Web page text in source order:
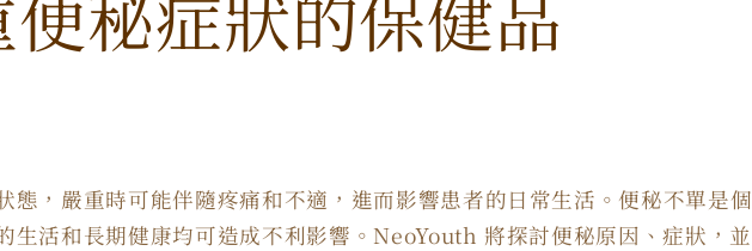
態，嚴重時可能伴隨疼痛和不適，進而影響患者的日常生活。便秘不單是個
生活和長期健康均可造成不利影響。NeoYouth 將探討便秘原因、症狀，並